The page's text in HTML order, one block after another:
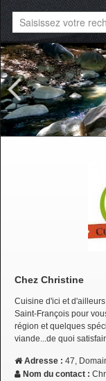
Chez Christine
Cuisine d'ici et
Saint-François pour
région et quelques
viande...de quoi
Adresse : 47,
Nom du contact :